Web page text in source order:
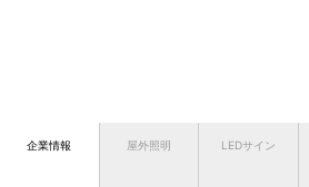
企業情報 屋外照明 LEDサイン